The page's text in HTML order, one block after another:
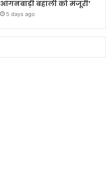
आंगनबाड़ी बहाली को मंजूरी’
5 days ago